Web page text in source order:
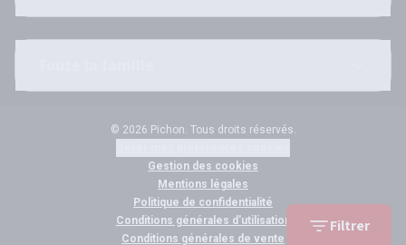
Filtrer
© 2026 Pichon. Tous droits réservés.
Gestion des cookies
Mentions légales
Politique de confidentialité
Conditions générales d'utilisation
Conditions générales de vente